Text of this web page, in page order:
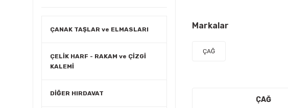
ÇANAK TAŞLAR ve ELMASLARI
ÇELİK HARF - RAKAM ve ÇİZGİ
KALEMİ
DİĞER HIRDAVAT
Markalar
ÇAĞ
ÇAĞ